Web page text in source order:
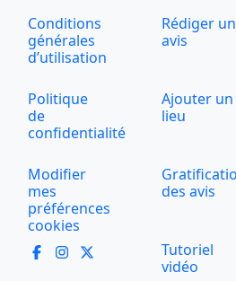
Conditions
générales
d’utilisation
Rédiger un
avis
Politique
de
confidentialité
Ajouter un
lieu
Modifier
mes
préférences
cookies
des avis
Tutoriel
vidéo